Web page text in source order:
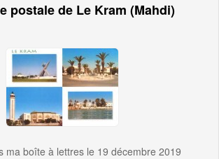
postale de Le Kram (Mahdi)
ma boîte à lettres le 19 décembre 2019